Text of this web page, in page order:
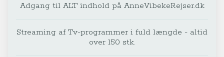
Adgang til ALT indhold på AnneVibekeRejser.dk
Streaming af Tv-programmer i fuld længde - altid
over 150 stk.